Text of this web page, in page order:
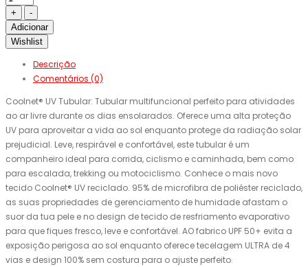
Adicionar
Wishlist
Descrição
Comentários (0)
Coolnet® UV Tubular: Tubular multifuncional perfeito para atividades
ao ar livre durante os dias ensolarados. Oferece uma alta proteção
UV para aproveitar a vida ao sol enquanto protege da radiação solar
prejudicial. Leve, respirável e confortável, este tubular é um
companheiro ideal para corrida, ciclismo e caminhada, bem como
para escalada, trekking ou motociclismo. Conhece o mais novo
tecido Coolnet® UV reciclado. 95% de microfibra de poliéster reciclado,
as suas propriedades de gerenciamento de humidade afastam o
suor da tua pele e no design de tecido de resfriamento evaporativo
para que fiques fresco, leve e confortável. AO fabrico UPF 50+ evita a
exposição perigosa ao sol enquanto oferece tecelagem ULTRA de 4
vias e design 100% sem costura para o ajuste perfeito.